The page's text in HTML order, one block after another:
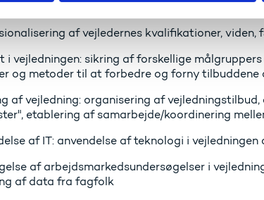
af vejledernes kvalifikationer,
i vejledningen: sikring af forskellige
og metoder til at forbedre og forny tilbuddene
af vejledning: organisering af
etablering af samarbejde/koordinering
af IT: anvendelse af teknologi i
af arbejdsmarkedsundersøgelser i
af data fra fagfolk